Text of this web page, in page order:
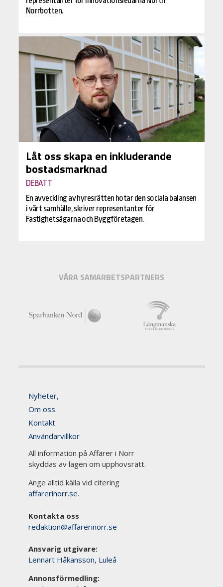
Norrbotten.
Låt oss skapa en inkluderande
bostadsmarknad
DEBATT
En avveckling av hyresrätten hotar den sociala balansen
i vårt samhälle, skriver representanter för
Fastighetsägarna och Byggföretagen.
VÅRA SAMARBETSPARTNERS
Nyheter,
Om oss
Kontakt
Användarvillkor
All information på Affärer i Norr
skyddas av lagen om upphovsrätt.
Ange alltid källa vid citering
affarerinorr.se.
Kontakta oss
redaktion@affarerinorr.se
Ansvarig utgivare:
Lennart Håkansson, Luleå
Annonsförmedling: